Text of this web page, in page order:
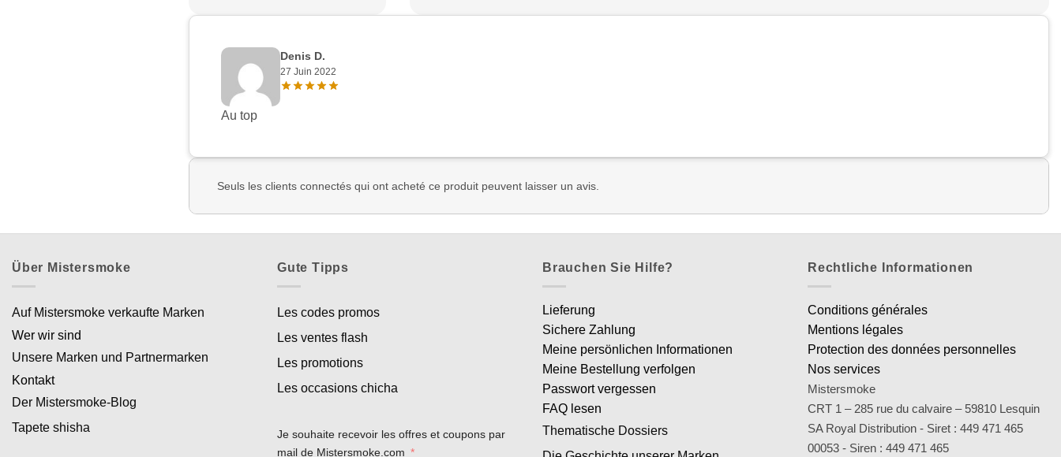
Denis D.
27 Juin 2022
Au top
Seuls les clients connectés qui ont acheté ce produit peuvent laisser un avis.
Über Mistersmoke
Auf Mistersmoke verkaufte Marken
Wer wir sind
Unsere Marken und Partnermarken
Kontakt
Der Mistersmoke-Blog
Tapete shisha
Gute Tipps
Les codes promos
Les ventes flash
Les promotions
Les occasions chicha
Je souhaite recevoir les offres et coupons par
mail de Mistersmoke.com
Brauchen Sie Hilfe?
Lieferung
Sichere Zahlung
Meine persönlichen Informationen
Meine Bestellung verfolgen
Passwort vergessen
FAQ lesen
Thematische Dossiers
Rechtliche Informationen
Conditions générales
Mentions légales
Protection des données personnelles
Nos services
Mistersmoke
CRT 1 – 285 rue du calvaire – 59810 Lesquin
SA Royal Distribution - Siret : 449 471 465
00053 - Siren : 449 471 465